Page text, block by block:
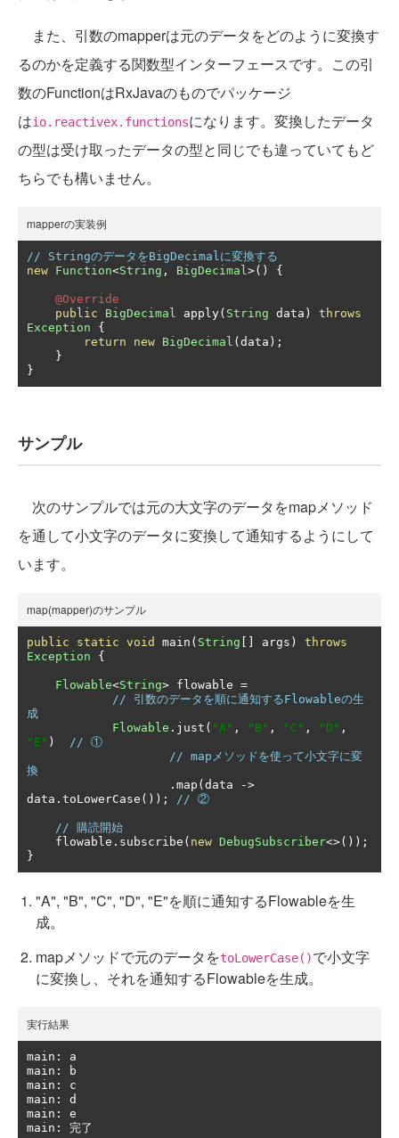
また、引数のmapperは元のデータをどのように変換す
るのかを定義する関数型インターフェースです。この引
数のFunctionはRxJavaのものでパッケージ
はio.reactivex.functionsになります。変換したデータ
の型は受け取ったデータの型と同じでも違っていてもど
ちらでも構いません。
mapperの実装例
// StringのデータをBigDecimalに変換する
new Function<String , BigDecimal >() {
@Override
public
BigDecimal apply( String data )
throws
Exception
{
return
new BigDecimal (data );
}
}
サンプル
次のサンプルでは元の大文字のデータをmapメソッド
を通して小文字のデータに変換して通知するようにして
います。
map(mapper)のサンプル
public static void main ( String [] args )
throws
Exception
{
Flowable<String> flowable =
// 引数のデータを順に通知するFlowableの生
成
Flowable . just ( "A" , "B" , "C" , "D" ,
"E" )
// ①
// mapメソッドを使って小文字に変
換
. map (data
->
data . toLowerCase ()); // ②
// 購読開始
    flowable
. subscribe ( new DebugSubscriber<>());
}
"A", "B", "C", "D", "E"を順に通知するFlowableを生
成。
mapメソッドで元のデータをtoLowerCase()で小文字
に変換し、それを通知するFlowableを生成。
実行結果
main :
a
main :
b
main :
c
main :
d
main :
e
main : 完了